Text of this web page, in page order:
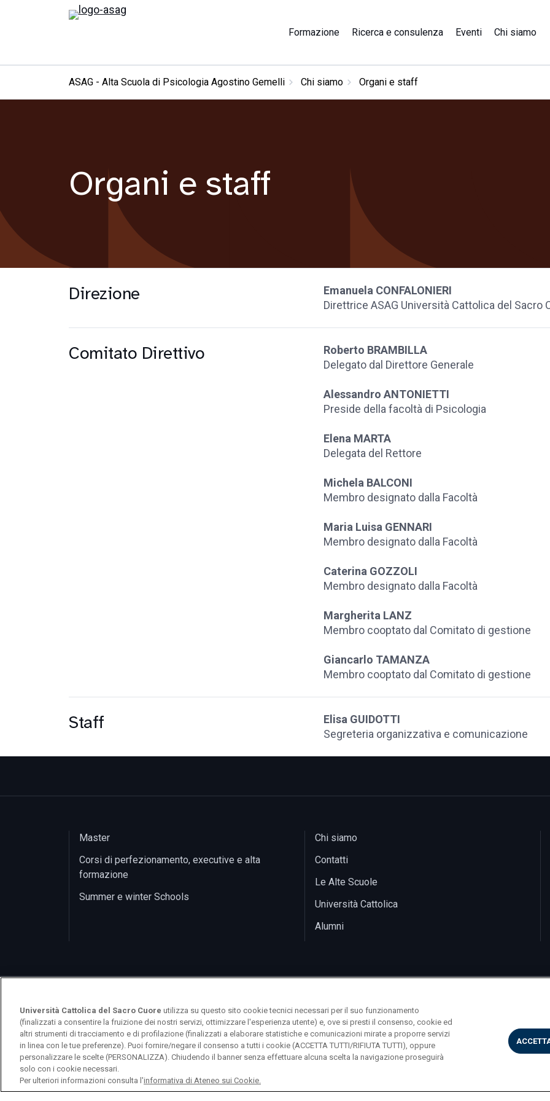
Formazione Ricerca e consulenza Eventi Chi siamo
ASAG - Alta Scuola di Psicologia Agostino Gemelli Chi siamo Organi e staff
Organi e staff
Direzione
Emanuela CONFALONIERI
Direttrice ASAG Università Cattolica del Sacro
Comitato Direttivo
Roberto BRAMBILLA
Delegato dal Direttore Generale
Alessandro ANTONIETTI
Preside della facoltà di Psicologia
Elena MARTA
Delegata del Rettore
Michela BALCONI
Membro designato dalla Facoltà
Maria Luisa GENNARI
Membro designato dalla Facoltà
Caterina GOZZOLI
Membro designato dalla Facoltà
Margherita LANZ
Membro cooptato dal Comitato di gestione
Giancarlo TAMANZA
Membro cooptato dal Comitato di gestione
Staff
Elisa GUIDOTTI
Segreteria organizzativa e comunicazione
Master
Corsi di perfezionamento, executive e alta
formazione
Summer e winter Schools
Chi siamo
Contatti
Le Alte Scuole
Università Cattolica
Alumni
© Università Cattolica del Sacro Cuore Largo A. Gemelli 1, 20123 Milano PI 02133120150
Università Cattolica del Sacro Cuore utilizza su questo sito cookie tecnici necessari per il suo funzionamento
(finalizzati a consentire la fruizione dei nostri servizi, ottimizzare l'esperienza utente) e, ove si presti il consenso, cookie ed
altri strumenti di tracciamento e di profilazione (finalizzati a elaborare statistiche e comunicazioni mirate a proporre servizi
in linea con le tue preferenze). Puoi fornire/negare il consenso a tutti i cookie (ACCETTA TUTTI/RIFIUTA TUTTI), oppure
personalizzare le scelte (PERSONALIZZA). Chiudendo il banner senza effettuare alcuna scelta la navigazione proseguirà
solo con i cookie necessari.
Per ulteriori informazioni consulta l'informativa di Ateneo sui Cookie.